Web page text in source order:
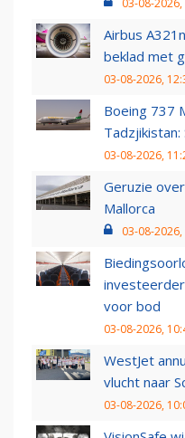
03-08-2026,
Airbus
beklad met
03-08-2026,
Boeing 737
03-08-2026,
Geruzie
Mallorca
03-08-
voor bod
03-08-2026,
WestJet
vlucht naar
03-08-2026,